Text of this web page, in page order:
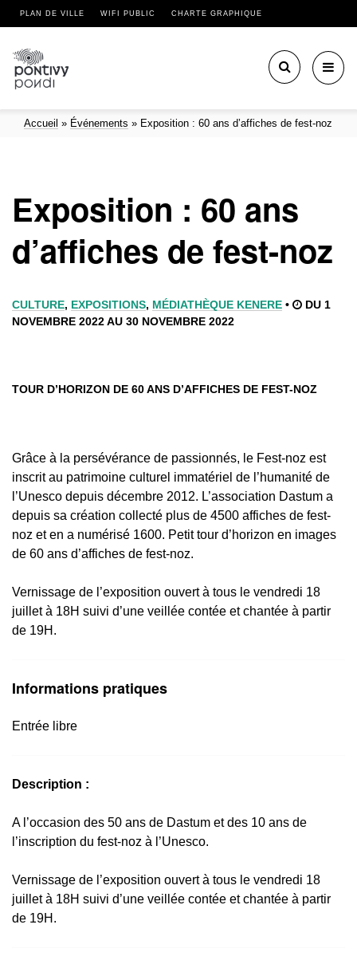
PLAN DE VILLE WIFI PUBLIC CHARTE GRAPHIQUE
Accueil » Événements » Exposition : 60 ans d’affiches de fest-noz
Exposition : 60 ans
d’affiches de fest-noz
CULTURE, EXPOSITIONS, MÉDIATHÈQUE KENERE •
DU 1
NOVEMBRE 2022 AU 30 NOVEMBRE 2022
TOUR D’HORIZON DE 60 ANS D’AFFICHES DE FEST-NOZ
Grâce à la persévérance de passionnés, le Fest-noz est
inscrit au patrimoine culturel immatériel de l’humanité de
l’Unesco depuis décembre 2012. L’association Dastum a
depuis sa création collecté plus de 4500 affiches de fest-
noz et en a numérisé 1600. Petit tour d’horizon en images
de 60 ans d’affiches de fest-noz.
Vernissage de l’exposition ouvert à tous le vendredi 18
juillet à 18H suivi d’une veillée contée et chantée à partir
de 19H.
Informations pratiques
Entrée libre
Description :
A l’occasion des 50 ans de Dastum et des 10 ans de
l’inscription du fest-noz à l’Unesco.
Vernissage de l’exposition ouvert à tous le vendredi 18
juillet à 18H suivi d’une veillée contée et chantée à partir
de 19H.